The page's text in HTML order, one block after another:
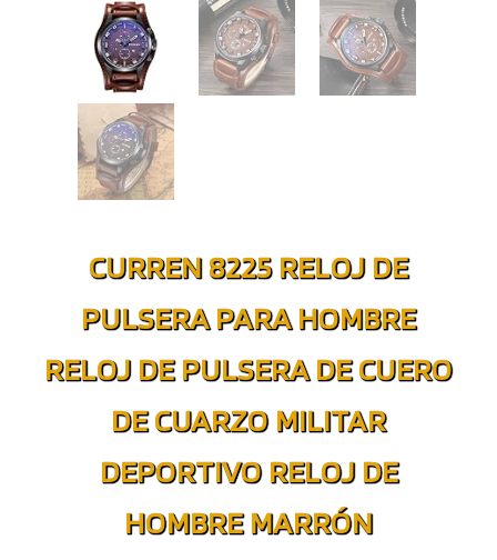
CURREN 8225 RELOJ DE
PULSERA PARA HOMBRE
RELOJ DE PULSERA DE CUERO
DE CUARZO MILITAR
DEPORTIVO RELOJ DE
HOMBRE MARRÓN